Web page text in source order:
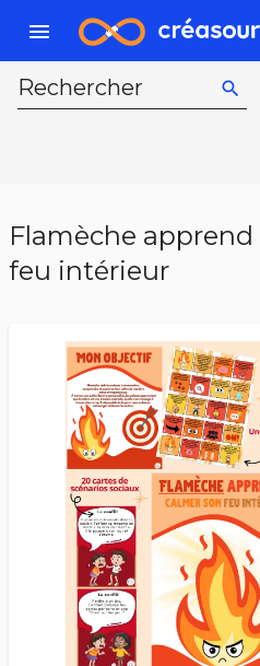
menu
Rechercher search
Flamèche apprend
feu intérieur